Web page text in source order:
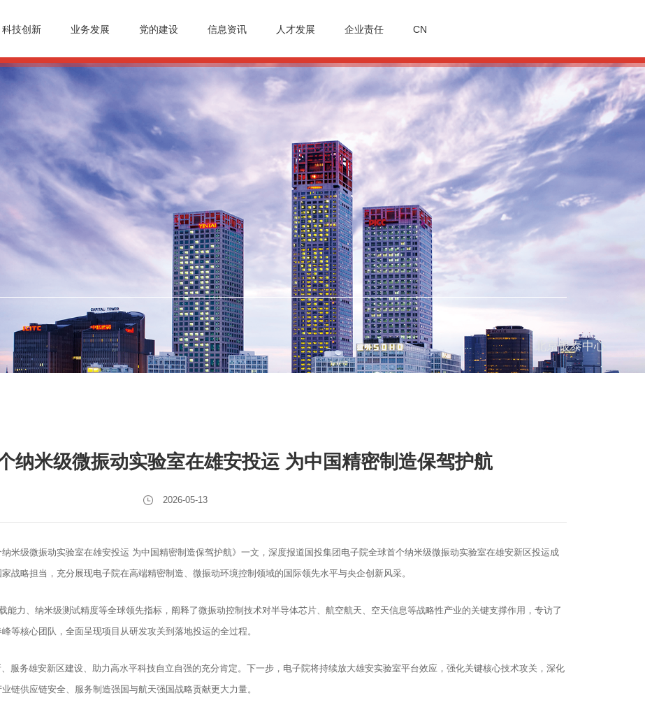
科技创新 业务发展 党的建设 信息资讯 人才发展 企业责任 CN
北京银泰中心
纳米级微振动实验室在雄安投运 为中国精密制造保驾护航
2026-05-13
米级微振动实验室在雄安投运 为中国精密制造保驾护航》一文，深度报道国投集团电子院全球首个纳米级微振动实验室在雄安新区投运成
战略担当，充分展现电子院在高端精密制造、微振动环境控制领域的国际领先水平与央企创新风采。
能力、纳米级测试精度等全球领先指标，阐释了微振动控制技术对半导体芯片、航空航天、空天信息等战略性产业的关键支撑作用，专访了
等核心团队，全面呈现项目从研发攻关到落地投运的全过程。
服务雄安新区建设、助力高水平科技自立自强的充分肯定。下一步，电子院将持续放大雄安实验室平台效应，强化关键核心技术攻关，深化
链供应链安全、服务制造强国与航天强国战略贡献更大力量。